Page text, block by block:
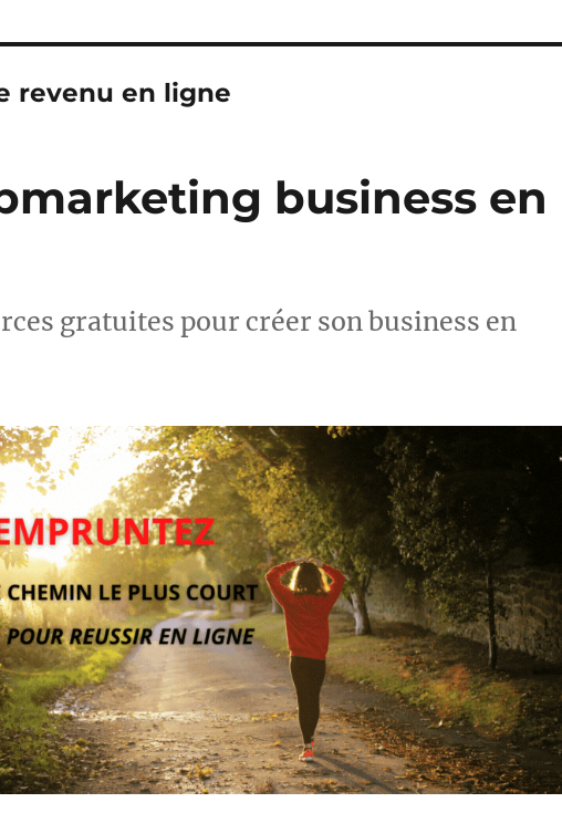
revenu en ligne
business en
gratuites pour créer son business en